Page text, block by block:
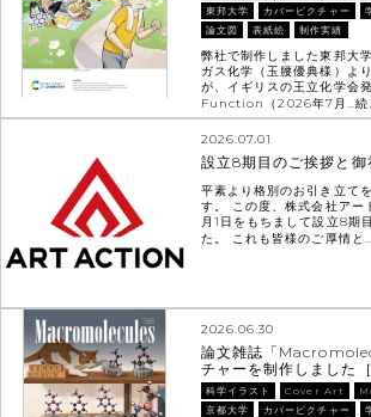
東邦大学
カバーピクチャー
論文図
表紙絵 制作実績
弊社で制作しました東邦大
ガス化学（玉腰優典様）よ
が、イギリスの王立化学会
Function（2026年7月…続
2026.07.01
設立8期目のご挨拶と御
平素より格別のお引き立て
す。 この度、株式会社ア
月1日をもちまして設立8期
た。 これも皆様のご厚情と…
2026.06.30
論文雑誌「
チャーを制作しました
科学イラスト Cover Art
京都大学
カバーピクチャー